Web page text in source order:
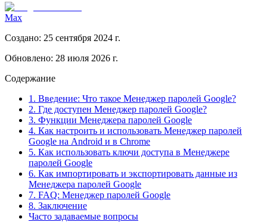
Max
Создано: 25 сентября 2024 г.
Обновлено: 28 июля 2026 г.
Содержание
1. Введение: Что такое Менеджер паролей Google?
2. Где доступен Менеджер паролей Google?
3. Функции Менеджера паролей Google
4. Как настроить и использовать Менеджер паролей
Google на Android и в Chrome
5. Как использовать ключи доступа в Менеджере
паролей Google
6. Как импортировать и экспортировать данные из
Менеджера паролей Google
7. FAQ: Менеджер паролей Google
8. Заключение
Часто задаваемые вопросы